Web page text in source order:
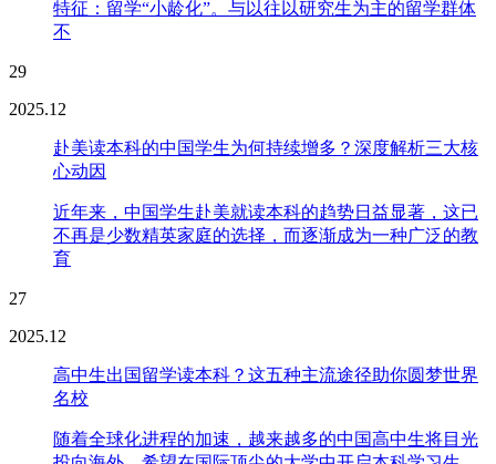
特征：留学“小龄化”。与以往以研究生为主的留学群体
不
29
2025.12
赴美读本科的中国学生为何持续增多？深度解析三大核
心动因
近年来，中国学生赴美就读本科的趋势日益显著，这已
不再是少数精英家庭的选择，而逐渐成为一种广泛的教
育
27
2025.12
高中生出国留学读本科？这五种主流途径助你圆梦世界
名校
随着全球化进程的加速，越来越多的中国高中生将目光